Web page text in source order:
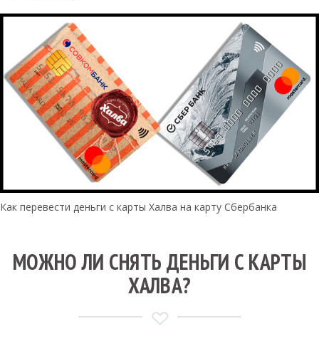
Как перевести деньги с карты Халва на карту Сбербанка
МОЖНО ЛИ СНЯТЬ ДЕНЬГИ С КАРТЫ
ХАЛВА?